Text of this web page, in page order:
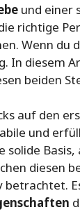
und einer
richtige
Wenn du
In diesem
beiden
auf den
und
solide
diesen